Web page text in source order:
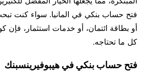
فتح حساب بنكي في المانيا. سواء كنت
أو بطاقة ائتمان، أو خدمات استثمار، فإن
كل ما تحتاجه.
فتح حساب بنكي في هيبوفيرينسبنك